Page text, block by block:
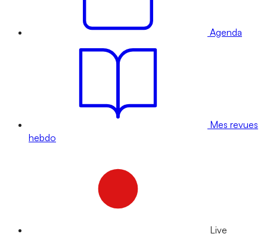
Agenda
Mes revues
hebdo
Live